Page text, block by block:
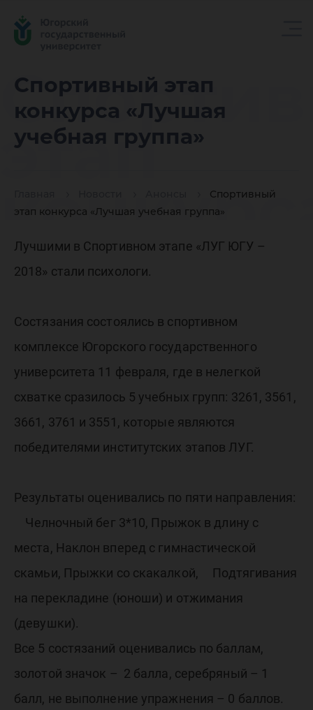
Спортивный этап
конкурса «Лучшая
учебная группа»
Спортивный
этап конкурса «Лучшая учебная группа»
этап
учебная
группа»
Лучшими в Спортивном этапе «ЛУГ ЮГУ –
2018» стали психологи.
Состязания состоялись в спортивном
комплексе Югорского государственного
университета 11 февраля, где в нелегкой
схватке сразилось 5 учебных групп: 3261, 3561,
3661, 3761 и 3551, которые являются
победителями институтских этапов ЛУГ.
Результаты оценивались по пяти направления:
Челночный бег 3*10, Прыжок в длину с
места, Наклон вперед с гимнастической
скамьи, Прыжки со скакалкой, Подтягивания
на перекладине (юноши) и отжимания
(девушки).
Все 5 состязаний оценивались по баллам,
золотой значок – 2 балла, серебряный – 1
балл, не выполнение упражнения – 0 баллов.